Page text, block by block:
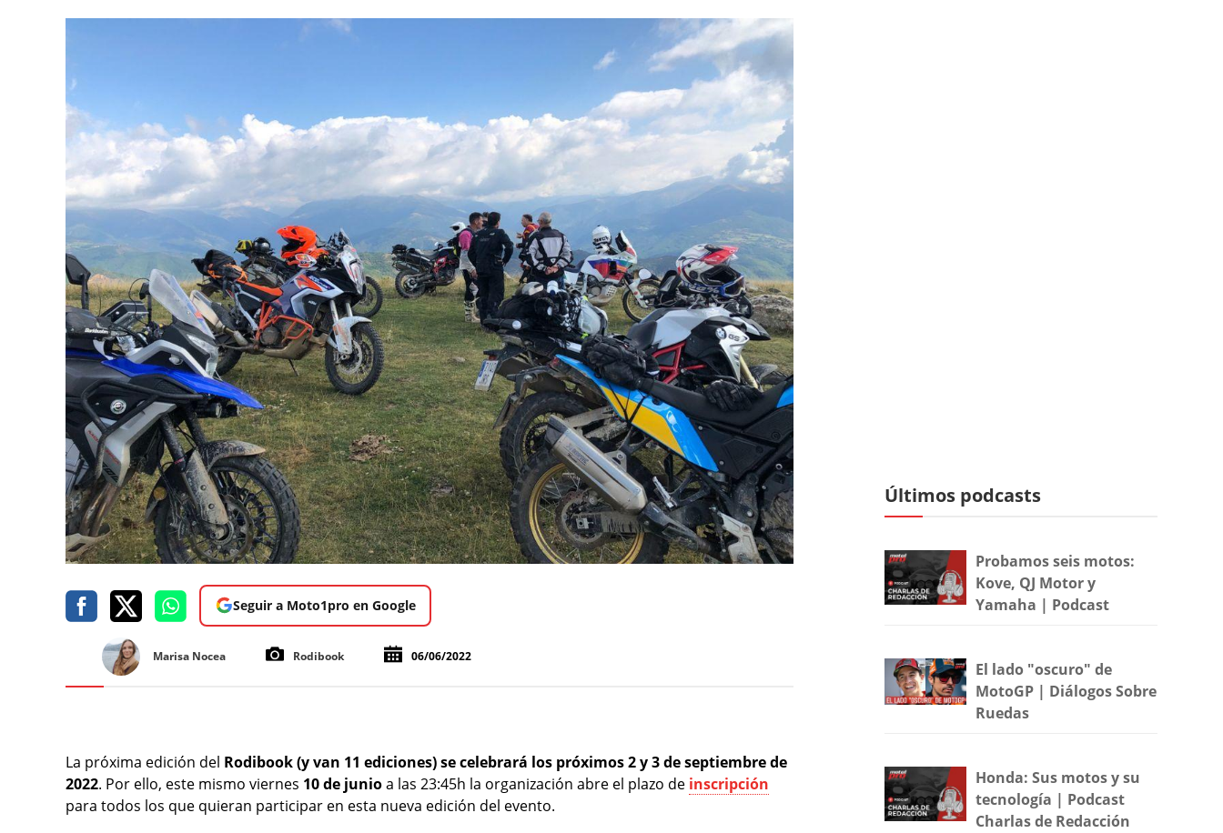
Seguir a Moto1pro en Google
Marisa Nocea Rodibook 06/06/2022
La próxima edición del Rodibook (y van 11 ediciones) se celebrará los próximos 2 y 3 de septiembre de
2022. Por ello, este mismo viernes 10 de junioa las 23:45h la organización abre el plazo de inscripción
para todos los que quieran participar en esta nueva edición del evento.
Últimos podcasts
Probamos seis motos:
Kove, QJ Motor y
Yamaha | Podcast
El lado "oscuro" de
MotoGP | Diálogos Sobre
Ruedas
Honda: Sus motos y su
tecnología | Podcast
Charlas de Redacción